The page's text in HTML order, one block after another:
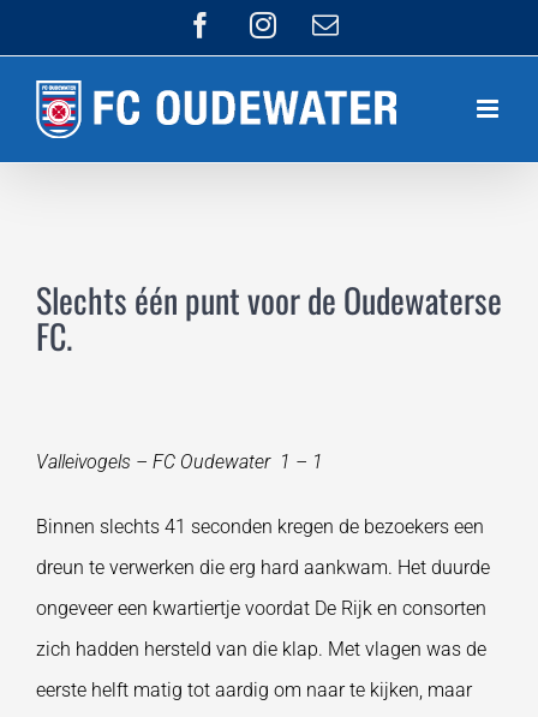
naar
inhoud
FacebookInstagram
E-
mail
Slechts één punt voor de Oudewaterse
FC.
Valleivogels – FC Oudewater 1 – 1
Binnen slechts 41 seconden kregen de bezoekers een
dreun te verwerken die erg hard aankwam. Het duurde
ongeveer een kwartiertje voordat De Rijk en consorten
zich hadden hersteld van die klap. Met vlagen was de
eerste helft matig tot aardig om naar te kijken, maar